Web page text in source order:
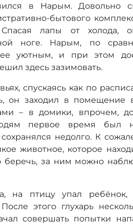
в Нарым. Довольно
бытового
лапы от холода,
ноге. Нарым, по
уютным, и при этом
здесь зазимовать.
спускаясь как по
он заходил в помещение
– в домики, впрочем,
первое время был
недолго. К
животное, которое
беречь, за ним можно
на птицу упал ребёнок,
этого глухарь
совершать попытки